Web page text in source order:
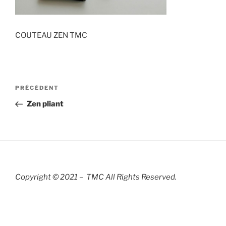
COUTEAU ZEN TMC
Navigation
l’article
Article
précédent
PRÉCÉDENT
Zen pliant
Copyright © 2021 – TMC All Rights Reserved.